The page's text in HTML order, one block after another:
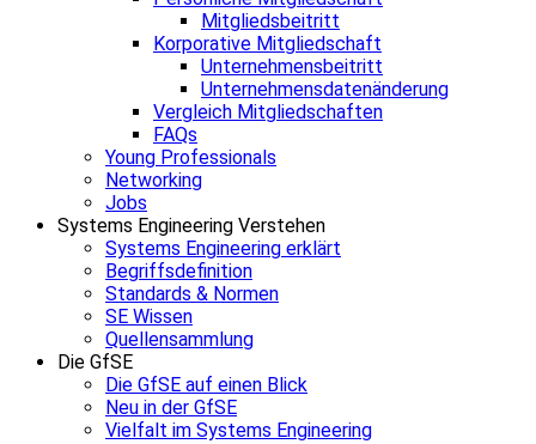
Mitgliedsbeitritt
Korporative Mitgliedschaft
Unternehmensbeitritt
Unternehmensdatenänderung
Vergleich Mitgliedschaften
FAQs
Young Professionals
Networking
Jobs
Systems Engineering Verstehen
Systems Engineering erklärt
Begriffsdefinition
Standards & Normen
SE Wissen
Quellensammlung
Die GfSE
Die GfSE auf einen Blick
Neu in der GfSE
Vielfalt im Systems Engineering